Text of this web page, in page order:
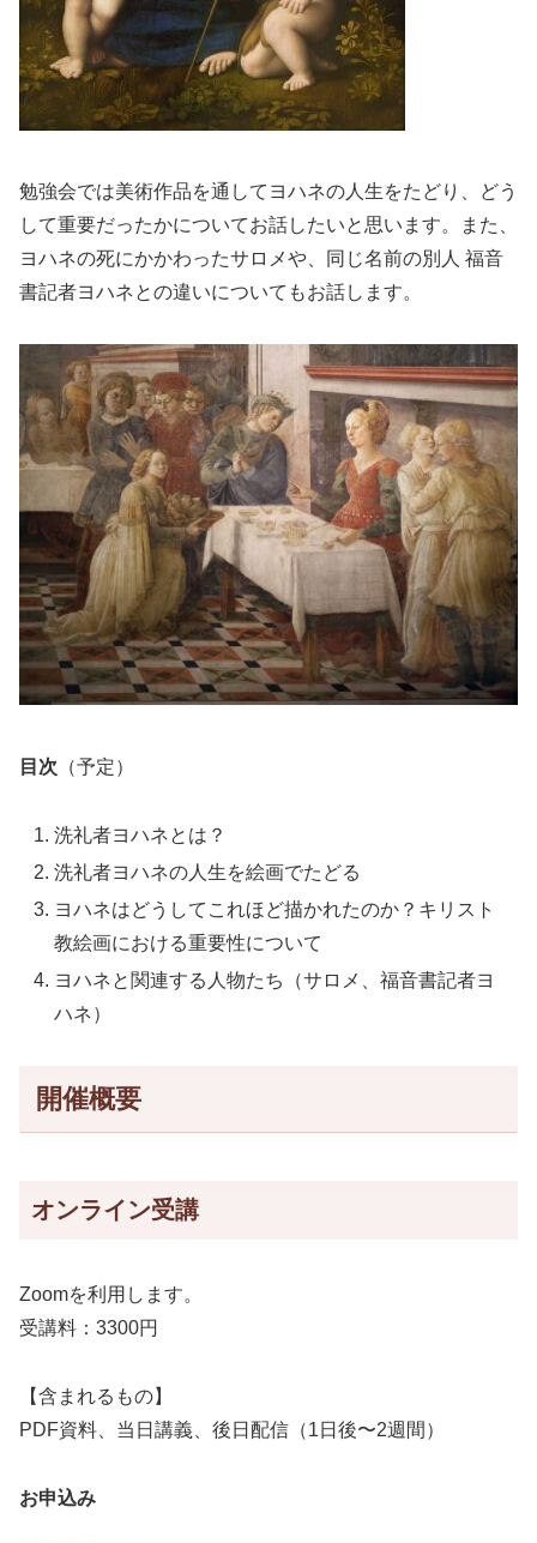
勉強会では美術作品を通してヨハネの人生をたどり、どう
して重要だったかについてお話したいと思います。また、
ヨハネの死にかかわったサロメや、同じ名前の別人 福音
書記者ヨハネとの違いについてもお話します。
目次 （予定）
洗礼者ヨハネとは？
洗礼者ヨハネの人生を絵画でたどる
ヨハネはどうしてこれほど描かれたのか？キリスト
教絵画における重要性について
ヨハネと関連する人物たち（サロメ、福音書記者ヨ
ハネ）
開催概要
オンライン受講
Zoomを利用します。
受講料：3300円
【含まれるもの】
PDF資料、当日講義、後日配信（1日後〜2週間）
お申込み